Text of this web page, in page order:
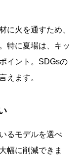
に火を通すため、
特に夏場は、キッ
イント。SDGsの
えます。
るモデルを選べ
幅に削減できま